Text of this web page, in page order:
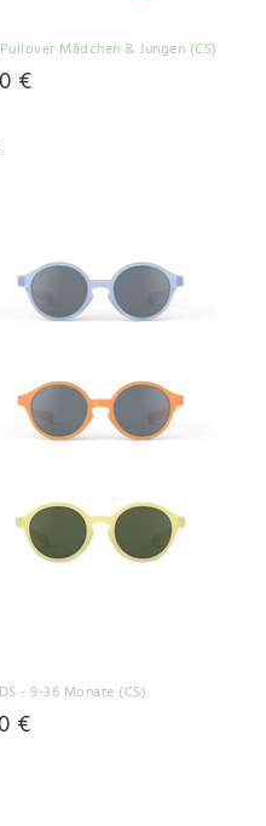
Mädchen & Jungen (CS)
€
- 9-36 Monate (CS)
€